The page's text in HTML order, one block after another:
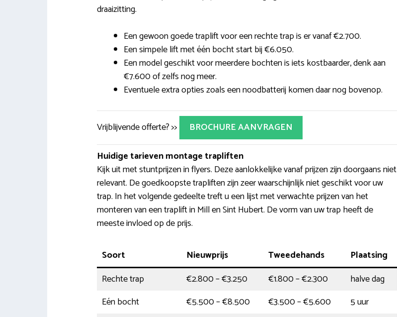
draaizitting.
Een gewoon goede traplift voor een rechte trap is er vanaf €2.700.
Een simpele lift met één bocht start bij €6.050.
Een model geschikt voor meerdere bochten is iets kostbaarder, denk aan
€7.600 of zelfs nog meer.
Eventuele extra opties zoals een noodbatterij komen daar nog bovenop.
Vrijblijvende offerte? >>
BROCHURE AANVRAGEN
Huidige tarieven montage trapliften
Kijk uit met stuntprijzen in flyers. Deze aanlokkelijke vanaf prijzen zijn doorgaans niet
relevant. De goedkoopste trapliften zijn zeer waarschijnlijk niet geschikt voor uw
trap. In het volgende gedeelte treft u een lijst met verwachte prijzen van het
monteren van een traplift in Mill en Sint Hubert. De vorm van uw trap heeft de
meeste invloed op de prijs.
Soort Nieuwprijs Tweedehands
Plaatsing
Rechte trap
€2.800 – €3.250 €1.800 – €2.300
halve dag
Eén bocht
€5.500 – €8.500 €3.500 – €5.600
5 uur